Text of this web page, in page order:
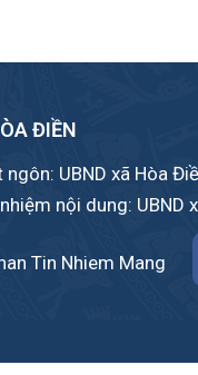
ĐIỀN
UBND xã Hòa
nội dung: UBND